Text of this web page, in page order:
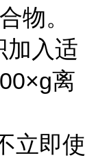
物。
加入适
离
立即使